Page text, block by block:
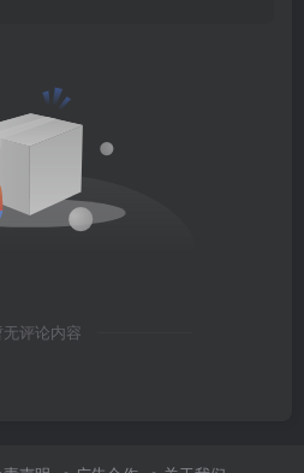
无评论内容